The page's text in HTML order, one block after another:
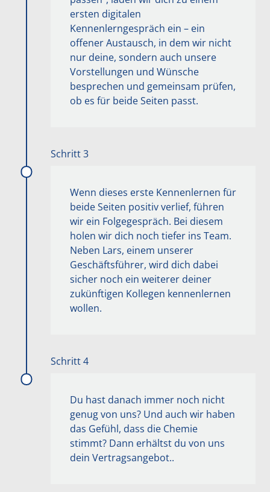
a
t
G
P
T
:
ersten digitalen
Kennenlerngespräch ein – ein
offener Austausch, in dem wir nicht
nur deine, sondern auch unsere
Vorstellungen und Wünsche
besprechen und gemeinsam prüfen,
ob es für beide Seiten passt.
Schritt 3
Wenn dieses erste Kennenlernen für
beide Seiten positiv verlief, führen
wir ein Folgegespräch. Bei diesem
holen wir dich noch tiefer ins Team.
Neben Lars, einem unserer
Geschäftsführer, wird dich dabei
sicher noch ein weiterer deiner
zukünftigen Kollegen kennenlernen
wollen.
Schritt 4
Du hast danach immer noch nicht
genug von uns? Und auch wir haben
das Gefühl, dass die Chemie
stimmt? Dann erhältst du von uns
dein Vertragsangebot..